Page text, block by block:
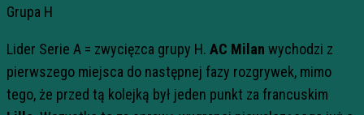
Grupa H
Lider Serie A = zwycięzca grupy H. AC Milan wychodzi z
pierwszego miejsca do następnej fazy rozgrywek, mimo
tego, że przed tą kolejką był jeden punkt za francuskim